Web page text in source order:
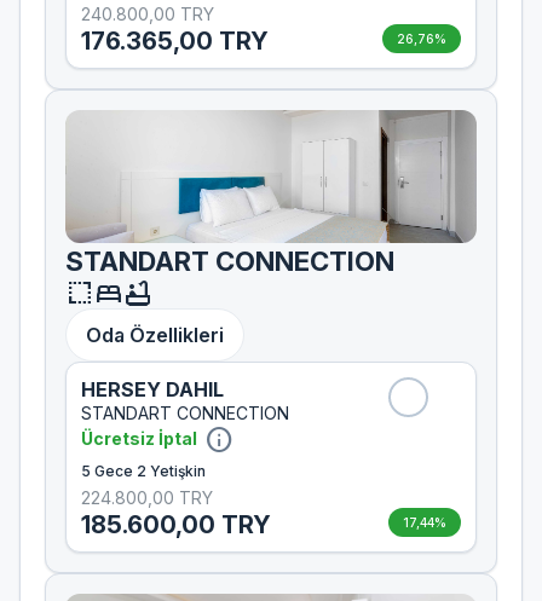
240.800,00 TRY
176.365,00 TRY 26,76%
STANDART CONNECTION
resizebedbathtub
Oda Özellikleri
HERSEY DAHIL
STANDART CONNECTION
Ücretsiz İptal info
5 Gece 2 Yetişkin
224.800,00 TRY
185.600,00 TRY 17,44%